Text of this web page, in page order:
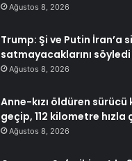
Ağustos 8, 2026
Trump: Şi ve Putin İran’a
satmayacaklarını söyledi
Ağustos 8, 2026
Anne-kızı öldüren sürücü
geçip, 112 kilometre hızla
Ağustos 8, 2026